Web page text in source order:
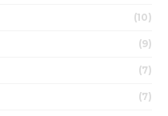
(10)
(9)
(7)
(7)